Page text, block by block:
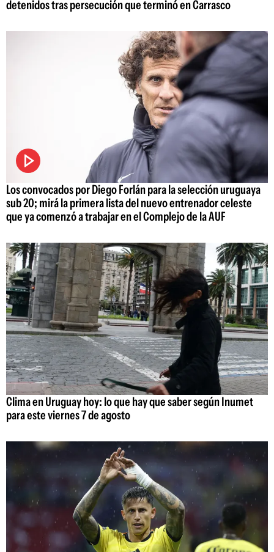
detenidos tras persecución que terminó en Carrasco
Los convocados por Diego Forlán para la selección uruguaya
sub 20; mirá la primera lista del nuevo entrenador celeste
que ya comenzó a trabajar en el Complejo de la AUF
Clima en Uruguay hoy: lo que hay que saber según Inumet
para este viernes 7 de agosto